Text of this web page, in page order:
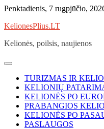
Skip
content
Penktadienis, 7 rugpjūčio,
KelionesPlius.LT
Kelionės, poilsis, naujienos
TURIZMAS IR
KELIONIŲ
KELIONĖS PO
PRABANGIOS
KELIONĖS PO
PASLAUGOS